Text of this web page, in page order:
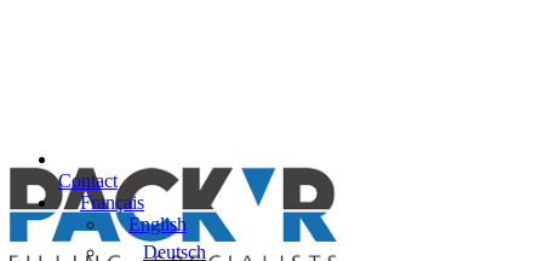
Contact
Français
English
Deutsch